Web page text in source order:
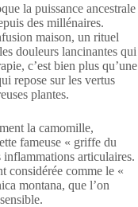
la puissance ancestrale
des millénaires.
maison, un rituel
douleurs lancinantes qui
c’est bien plus qu’une
repose sur les vertus
plantes.
la camomille,
fameuse « griffe du
inflammations articulaires.
considérée comme le «
montana, que l’on